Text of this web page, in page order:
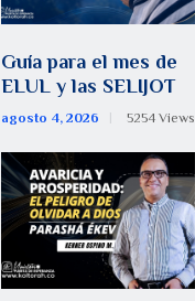
Guía para el mes de
ELUL y las SELIJOT
agosto 4, 2026 5254 Views